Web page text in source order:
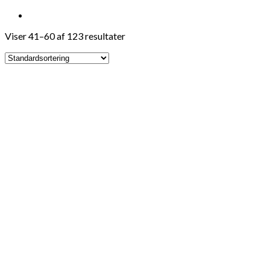
Viser 41–60 af 123 resultater